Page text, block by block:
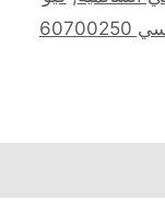
كيو تاكسي 60700250